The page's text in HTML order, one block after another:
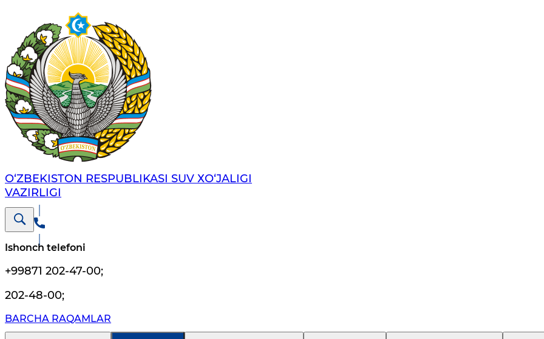
O‘ZBEKISTON RESPUBLIKASI SUV ХO‘JALIGI
VAZIRLIGI
Ishonch telefoni
+99871 202-47-00;
202-48-00;
BARCHA RAQAMLAR